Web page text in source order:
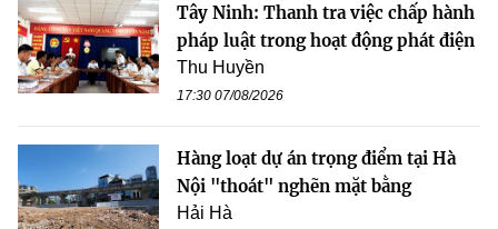
Tây Ninh: Thanh tra việc chấp hành
pháp luật trong hoạt động phát điện
Thu Huyền
17:30 07/08/2026
Hàng loạt dự án trọng điểm tại Hà
Nội "thoát" nghẽn mặt bằng
Hải Hà